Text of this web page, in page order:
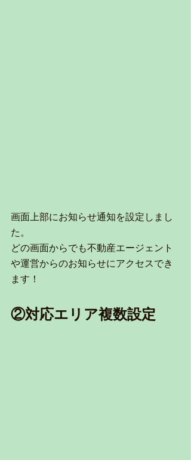
画面上部にお知らせ通知を設定しまし
た。
どの画面からでも不動産エージェント
や運営からのお知らせにアクセスでき
ます！
②対応エリア複数設定